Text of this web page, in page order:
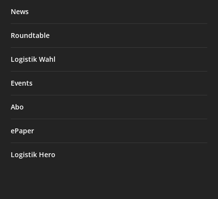
News
Roundtable
Logistik Wahl
Events
Abo
ePaper
Logistik Hero